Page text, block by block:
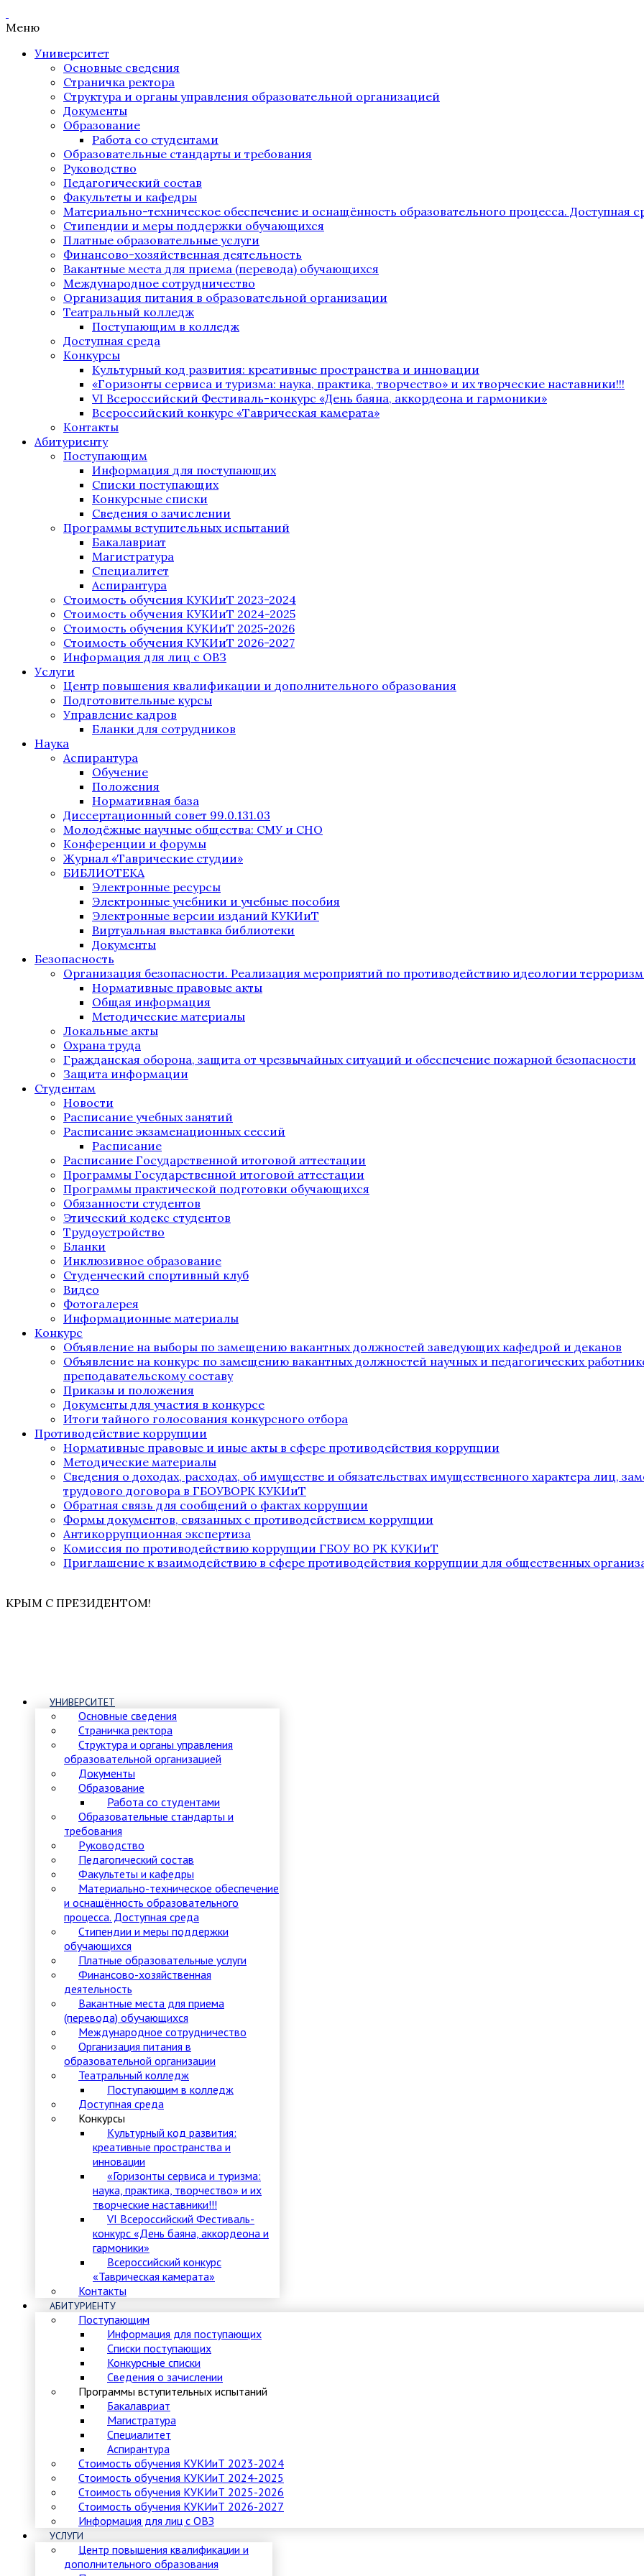
Меню
Университет
Основные сведения
Страничка ректора
Структура и органы управления образовательной организацией
Документы
Образование
Работа со студентами
Образовательные стандарты и требования
Руководство
Педагогический состав
Факультеты и кафедры
Материально-техническое обеспечение и оснащённость образовательного процесса. Доступная
Стипендии и меры поддержки обучающихся
Платные образовательные услуги
Финансово-хозяйственная деятельность
Вакантные места для приема (перевода) обучающихся
Международное сотрудничество
Организация питания в образовательной организации
Театральный колледж
Поступающим в колледж
Доступная среда
Конкурсы
Культурный код развития: креативные пространства и инновации
«Горизонты сервиса и туризма: наука, практика, творчество» и их творческие наставники!!!
VI Всероссийский Фестиваль-конкурс «День баяна, аккордеона и гармоники»
Всероссийский конкурс «Таврическая камерата»
Контакты
Абитуриенту
Поступающим
Информация для поступающих
Списки поступающих
Конкурсные списки
Сведения о зачислении
Программы вступительных испытаний
Бакалавриат
Магистратура
Специалитет
Аспирантура
Стоимость обучения КУКИиТ 2023-2024
Стоимость обучения КУКИиТ 2024-2025
Стоимость обучения КУКИиТ 2025-2026
Стоимость обучения КУКИиТ 2026-2027
Информация для лиц с ОВЗ
Услуги
Центр повышения квалификации и дополнительного образования
Подготовительные курсы
Управление кадров
Бланки для сотрудников
Наука
Аспирантура
Обучение
Положения
Нормативная база
Диссертационный совет 99.0.131.03
Молодёжные научные общества: СМУ и СНО
Конференции и форумы
Журнал «Таврические студии»
БИБЛИОТЕКА
Электронные ресурсы
Электронные учебники и учебные пособия
Электронные версии изданий КУКИиТ
Виртуальная выставка библиотеки
Документы
Безопасность
Организация безопасности. Реализация мероприятий по противодействию идеологии
Нормативные правовые акты
Общая информация
Методические материалы
Локальные акты
Охрана труда
Гражданская оборона, защита от чрезвычайных ситуаций и обеспечение пожарной безопасности
Защита информации
Студентам
Новости
Расписание учебных занятий
Расписание экзаменационных сессий
Расписание
Расписание Государственной итоговой аттестации
Программы Государственной итоговой аттестации
Программы практической подготовки обучающихся
Обязанности студентов
Этический кодекс студентов
Трудоустройство
Бланки
Инклюзивное образование
Студенческий спортивный клуб
Видео
Фотогалерея
Информационные материалы
Конкурс
Объявление на выборы по замещению вакантных должностей заведующих кафедрой и деканов
Объявление на конкурс по замещению вакантных должностей научных и педагогических
преподавательскому составу
Приказы и положения
Документы для участия в конкурсе
Итоги тайного голосования конкурсного отбора
Противодействие коррупции
Нормативные правовые и иные акты в сфере противодействия коррупции
Методические материалы
Сведения о доходах, расходах, об имуществе и обязательствах имущественного характера лиц,
трудового договора в ГБОУВОРК КУКИиТ
Обратная связь для сообщений о фактах коррупции
Формы документов, связанных с противодействием коррупции
Антикоррупционная экспертиза
Комиссия по противодействию коррупции ГБОУ ВО РК КУКИиТ
Приглашение к взаимодействию в сфере противодействия коррупции для общественных
КРЫМ С ПРЕЗИДЕНТОМ!
УНИВЕРСИТЕТ
Основные сведения
Страничка ректора
Структура и органы управления
образовательной организацией
Документы
Образование
Работа со студентами
Образовательные стандарты и
требования
Руководство
Педагогический состав
Факультеты и кафедры
Материально-техническое обеспечение
и оснащённость образовательного
процесса. Доступная среда
Стипендии и меры поддержки
обучающихся
Платные образовательные услуги
Финансово-хозяйственная
деятельность
Вакантные места для приема
(перевода) обучающихся
Международное сотрудничество
Организация питания в
образовательной организации
Театральный колледж
Поступающим в колледж
Доступная среда
Конкурсы
Культурный код развития:
креативные пространства и
инновации
«Горизонты сервиса и туризма:
наука, практика, творчество» и их
творческие наставники!!!
VI Всероссийский Фестиваль-
конкурс «День баяна, аккордеона и
гармоники»
Всероссийский конкурс
«Таврическая камерата»
Контакты
АБИТУРИЕНТУ
Поступающим
Информация для поступающих
Списки поступающих
Конкурсные списки
Сведения о зачислении
Программы вступительных испытаний
Бакалавриат
Магистратура
Специалитет
Аспирантура
Стоимость обучения КУКИиТ 2023-2024
Стоимость обучения КУКИиТ 2024-2025
Стоимость обучения КУКИиТ 2025-2026
Стоимость обучения КУКИиТ 2026-2027
Информация для лиц с ОВЗ
УСЛУГИ
Центр повышения квалификации и
дополнительного образования